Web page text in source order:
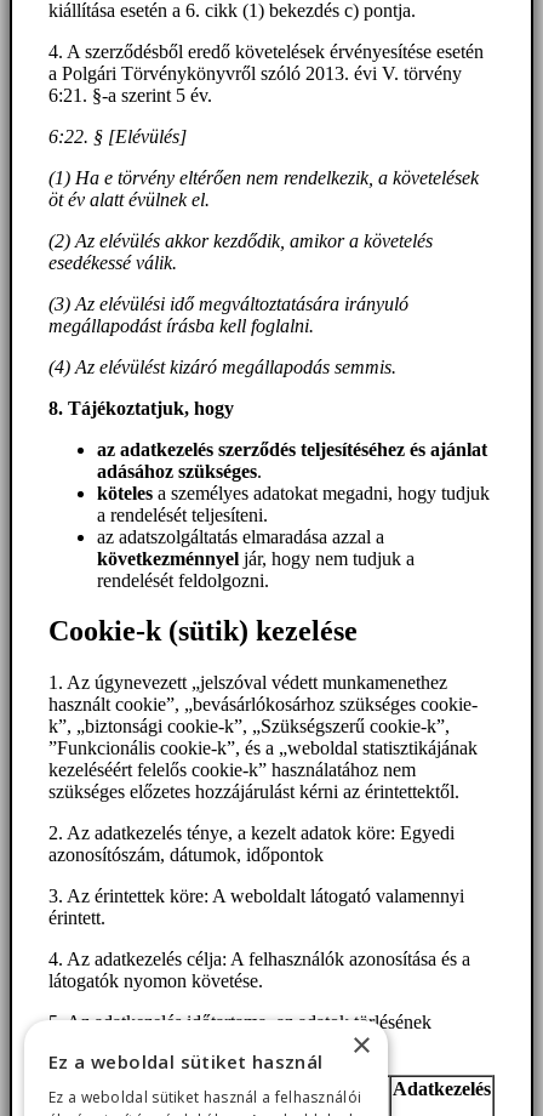
kiállítása esetén a 6. cikk (1) bekezdés c) pontja.
4. A szerződésből eredő követelések érvényesítése esetén
a Polgári Törvénykönyvről szóló 2013. évi V. törvény
6:21. §-a szerint 5 év.
6:22. § [Elévülés]
(1) Ha e törvény eltérően nem rendelkezik, a követelések
öt év alatt évülnek el.
(2) Az elévülés akkor kezdődik, amikor a követelés
esedékessé válik.
(3) Az elévülési idő megváltoztatására irányuló
megállapodást írásba kell foglalni.
(4) Az elévülést kizáró megállapodás semmis.
8. Tájékoztatjuk, hogy
az adatkezelés szerződés teljesítéséhez és ajánlat
adásához szükséges.
köteles a személyes adatokat megadni, hogy tudjuk
a rendelését teljesíteni.
az adatszolgáltatás elmaradása azzal a
következménnyel jár, hogy nem tudjuk a
rendelését feldolgozni.
Cookie-k (sütik) kezelése
1. Az úgynevezett „jelszóval védett munkamenethez
használt cookie”, „bevásárlókosárhoz szükséges cookie-
k”, „biztonsági cookie-k”, „Szükségszerű cookie-k”,
”Funkcionális cookie-k”, és a „weboldal statisztikájának
kezeléséért felelős cookie-k” használatához nem
szükséges előzetes hozzájárulást kérni az érintettektől.
2. Az adatkezelés ténye, a kezelt adatok köre: Egyedi
azonosítószám, dátumok, időpontok
3. Az érintettek köre: A weboldalt látogató valamennyi
érintett.
4. Az adatkezelés célja: A felhasználók azonosítása és a
látogatók nyomon követése.
5. Az adatkezelés időtartama, az adatok törlésének
Adatkezelés
×
Ez a weboldal sütiket használ
Ez a weboldal sütiket használ a felhasználói